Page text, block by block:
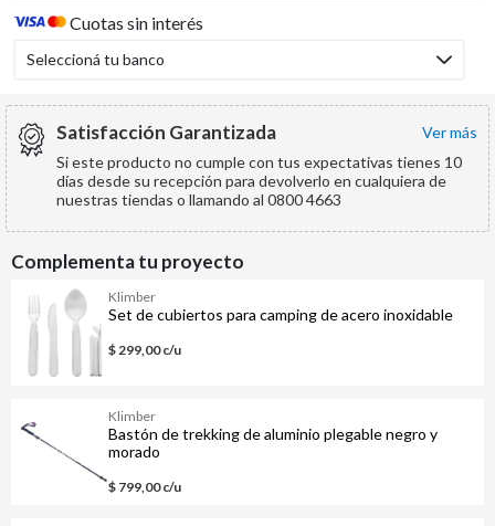
Cuotas sin interés
Seleccioná tu banco
Satisfacción Garantizada
ver más
Si este producto no cumple con tus expectativas tienes 10
días desde su recepción para devolverlo en cualquiera de
nuestras tiendas o llamando al 0800 4663
Complementa tu proyecto
Klimber
Set de cubiertos para camping de acero inoxidable
$ 299,00 c/u
Klimber
Bastón de trekking de aluminio plegable negro y
morado
$ 799,00 c/u